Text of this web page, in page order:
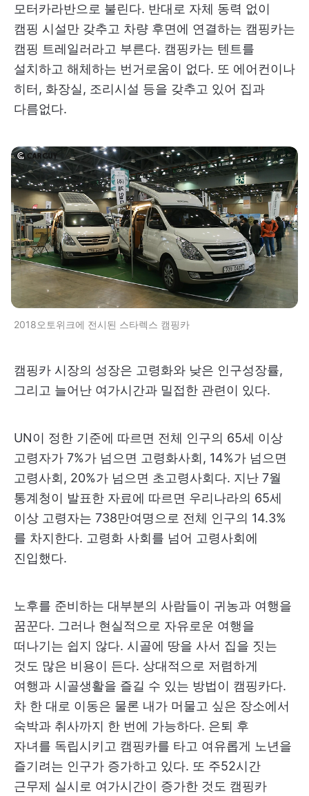
모터카라반으로 불린다. 반대로 자체 동력 없이
캠핑 시설만 갖추고 차량 후면에 연결하는 캠핑카는
캠핑 트레일러라고 부른다. 캠핑카는 텐트를
설치하고 해체하는 번거로움이 없다. 또 에어컨이나
히터, 화장실, 조리시설 등을 갖추고 있어 집과
다름없다.
​2018오토위크에 전시된 스타렉스 캠핑카
캠핑카 시장의 성장은 고령화와 낮은 인구성장률,
그리고 늘어난 여가시간과 밀접한 관련이 있다.
UN이 정한 기준에 따르면 전체 인구의 65세 이상
고령자가 7%가 넘으면 고령화사회, 14%가 넘으면
고령사회, 20%가 넘으면 초고령사회다. 지난 7월
통계청이 발표한 자료에 따르면 우리나라의 65세
이상 고령자는 738만여명으로 전체 인구의 14.3%
를 차지한다. 고령화 사회를 넘어 고령사회에
진입했다.
노후를 준비하는 대부분의 사람들이 귀농과 여행을
꿈꾼다. 그러나 현실적으로 자유로운 여행을
떠나기는 쉽지 않다. 시골에 땅을 사서 집을 짓는
것도 많은 비용이 든다. 상대적으로 저렴하게
여행과 시골생활을 즐길 수 있는 방법이 캠핑카다.
차 한 대로 이동은 물론 내가 머물고 싶은 장소에서
숙박과 취사까지 한 번에 가능하다. 은퇴 후
자녀를 독립시키고 캠핑카를 타고 여유롭게 노년을
즐기려는 인구가 증가하고 있다. 또 주52시간
근무제 실시로 여가시간이 증가한 것도 캠핑카